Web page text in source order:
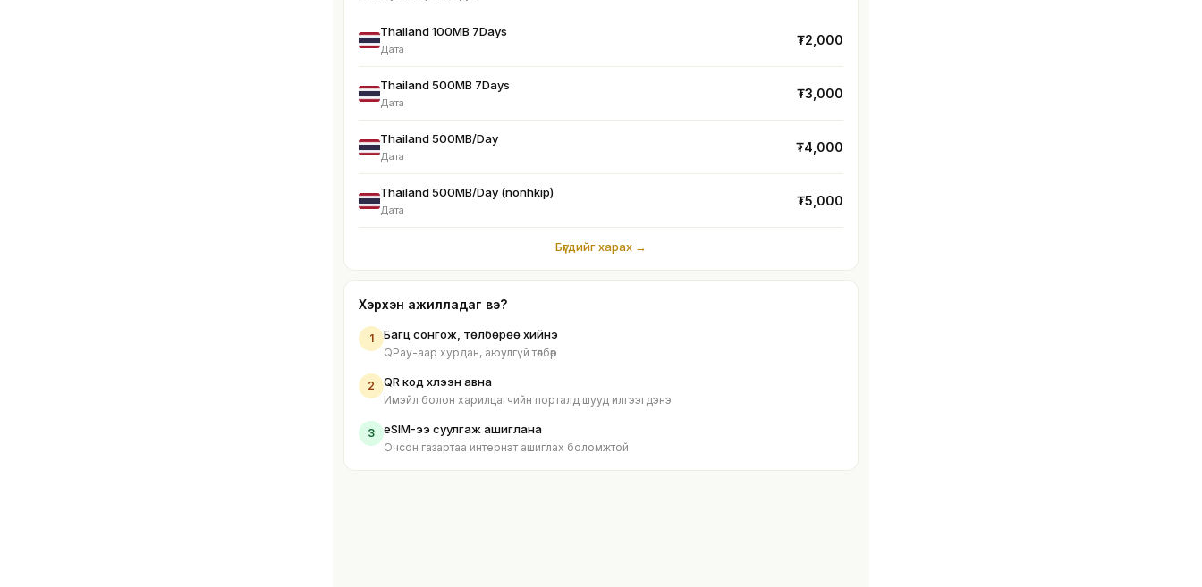
Thailand 100MB 7Days
Дата
₮2,000
Thailand 500MB 7Days
Дата
₮3,000
Thailand 500MB/Day
Дата
₮4,000
Thailand 500MB/Day (nonhkip)
Дата
₮5,000
Бүгдийг харах →
Хэрхэн ажилладаг вэ?
1 Багц сонгож, төлбөрөө хийнэ
QPay-аар хурдан, аюулгүй төлбөр
2 QR код хүлээн авна
Имэйл болон харилцагчийн порталд шууд илгээгдэнэ
3 eSIM-ээ суулгаж ашиглана
Очсон газартаа интернэт ашиглах боломжтой